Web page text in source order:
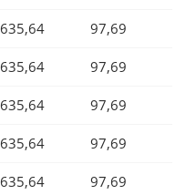
635,64 97,69
635,64 97,69
635,64 97,69
635,64 97,69
635,64 97,69